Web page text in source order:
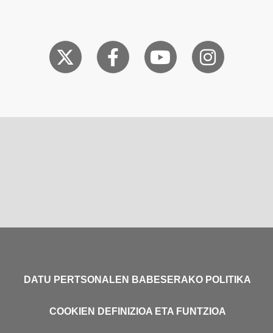
DATU PERTSONALEN BABESERAKO POLITIKA
COOKIEN DEFINIZIOA ETA FUNTZIOA